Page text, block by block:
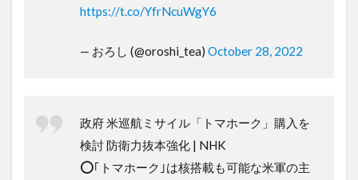
https://t.co/YfrNcuWgY6
— おろし (@oroshi_tea) October 28, 2022
政府 米巡航ミサイル「トマホーク」購入を
検討 防衛力抜本強化 | NHK
⭕｢トマホーク｣は核搭載も可能な米軍の主